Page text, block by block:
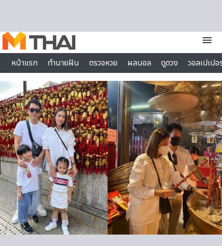
menu
หน้าแรก
ทำนายฝัน ตรวจหวย ผลบอล ดูดวง
วอลเปเป
ไลฟ์สไตล์